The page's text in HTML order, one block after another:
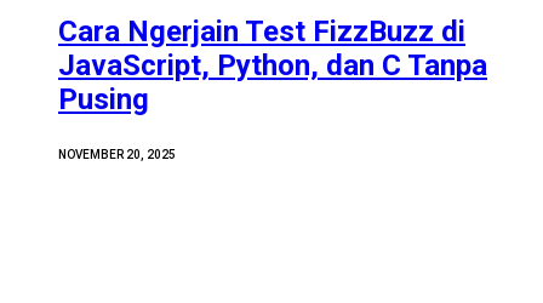
Cara Ngerjain Test FizzBuzz di
JavaScript, Python, dan C Tanpa
Pusing
NOVEMBER 20, 2025